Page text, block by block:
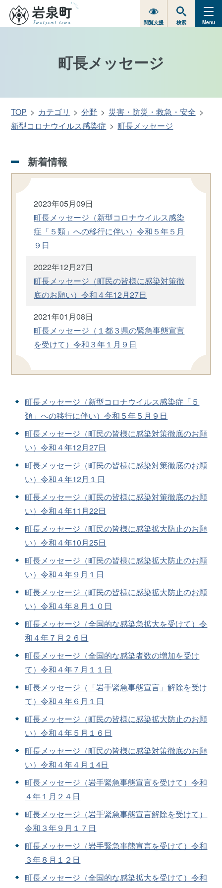
閲覧支援 検索 Menu
町長メッセージ
TOP カテゴリ 分野
災害・防災・救急・安全
新型コロナウイルス感染症
町長メッセージ
新着情報
2023年05月09日
町長メッセージ（新型コロナウイルス感染
症「５類」への移行に伴い）令和５年５月
９日
2022年12月27日
町長メッセージ（町民の皆様に感染対策徹
底のお願い）令和４年12月27日
2021年01月08日
町長メッセージ（１都３県の緊急事態宣言
を受けて）令和３年１月９日
町長メッセージ（新型コロナウイルス感染症「５
類」への移行に伴い）令和５年５月９日
町長メッセージ（町民の皆様に感染対策徹底のお願
い）令和４年12月27日
町長メッセージ（町民の皆様に感染対策徹底のお願
い）令和４年12月１日
町長メッセージ（町民の皆様に感染対策徹底のお願
い）令和４年11月22日
町長メッセージ（町民の皆様に感染拡大防止のお願
い）令和４年10月25日
町長メッセージ（町民の皆様に感染拡大防止のお願
い）令和４年９月１日
町長メッセージ（町民の皆様に感染拡大防止のお願
い）令和４年８月１０日
町長メッセージ（全国的な感染急拡大を受けて）令
和４年７月２６日
町長メッセージ（全国的な感染者数の増加を受け
て）令和４年７月１１日
町長メッセージ（「岩手緊急事態宣言」解除を受け
て）令和４年６月１日
町長メッセージ（町民の皆様に感染拡大防止のお願
い）令和４年５月１６日
町長メッセージ（町民の皆様に感染対策徹底のお願
い）令和４年４月１4日
町長メッセージ（岩手緊急事態宣言を受けて）令和
４年１月２４日
町長メッセージ（岩手緊急事態宣言解除を受けて）
令和３年９月１７日
町長メッセージ（岩手緊急事態宣言を受けて）令和
３年８月１２日
町長メッセージ（全国的な感染拡大を受けて）令和